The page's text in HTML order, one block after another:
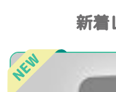
新着